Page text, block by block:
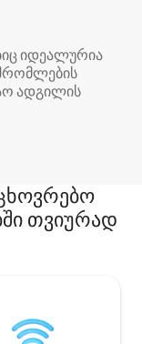
იდეალურია
ადგილის
თვიურად